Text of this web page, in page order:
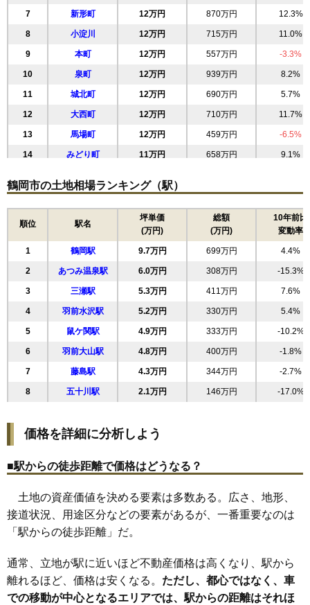
7 新形町 12万円 870万円 12.3%
8 小淀川 12万円 715万円 11.0%
9 本町 12万円 557万円 -3.3%
10 泉町 12万円 939万円 8.2%
11 城北町 12万円 690万円 5.7%
12 大西町 12万円 710万円 11.7%
13 馬場町 12万円 459万円 -6.5%
14 みどり町 11万円 658万円 9.1%
16 睦町 11万円 530万円 7.3%
11万円 853万円 15.6%
11万円 783万円 13.7%
19 西新斎町 11万円 1,117万円 13.7%
20 文園町 11万円 811万円 11.3%
21 大部町 11万円 585万円 8.6%
22 苗津町 11万円 264万円 -8.4%
23 砂田町 11万円 796万円 10.3%
24 のぞみ町 11万円 944万円 8.5%
25 淀川町 11万円 891万円 8.7%
26 大宝寺町 11万円 566万円 7.6%
28 錦町 11万円
30 新海町 11万円 671万円 11.8%
31 青柳町 10万円 712万円 12.4%
32 海老島町 10万円 1,051万円 8.2%
33 日出
34 城南町 10万円 853万円 7.2%
35 日吉町 10万円 485万円 -3.0%
36 日和田町 10万円 559万円 6.3%
鶴岡市の土地相場ランキング（駅）
順位 駅名
坪単価
(万円)
総額
(万円)
10年前比
変動率
1 鶴岡駅 9.7万円 699万円 4.4%
2 あつみ温泉駅 6.0万円 308万円 -15.3%
3 三瀬駅 5.3万円 411万円 7.6%
4 羽前水沢駅 5.2万円 330万円 5.4%
5 鼠ケ関駅 4.9万円 333万円 -10.2%
6 羽前大山駅 4.8万円 400万円 -1.8%
7 藤島駅 4.3万円 344万円 -2.7%
8 五十川駅 2.1万円 146万円 -17.0%
価格を詳細に分析しよう
■駅からの徒歩距離で価格はどうなる？
土地の資産価値を決める要素は多数ある。広さ、地形、
接道状況、用途区分などの要素があるが、一番重要なのは
「駅からの徒歩距離」だ。
通常、立地が駅に近いほど不動産価格は高くなり、駅から
離れるほど、価格は安くなる。 ただし、都心ではなく、車
での移動が中心となるエリアでは、駅からの距離はそれほ